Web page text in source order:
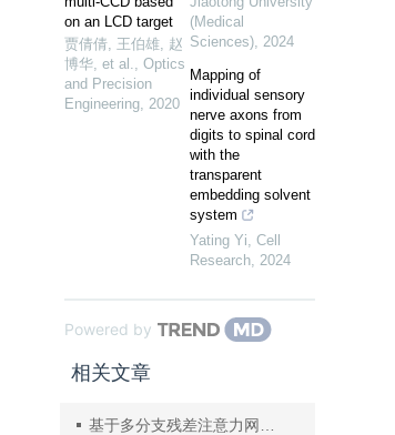
on an LCD target
贾倩倩, 王伯雄, 赵
博华, et al., Optics
and Precision
Engineering, 2020
(Medical
Sciences), 2024
Mapping of
individual sensory
nerve axons from
digits to spinal cord
with the
transparent
embedding solvent
system
Yating Yi, Cell
Research, 2024
Powered by
相关文章
基于多分支残差注意力网络的水下图像增强